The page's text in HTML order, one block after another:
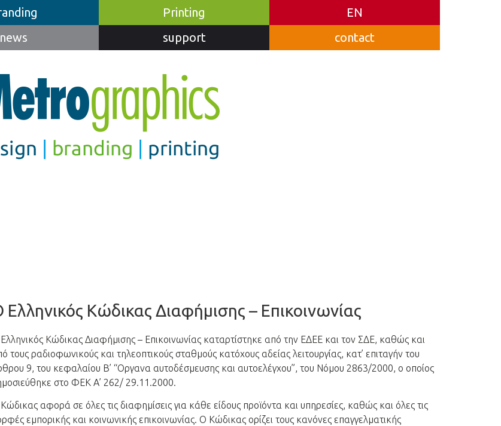
Printing
EN
news support contact
Ελληνικός Κώδικας Διαφήμισης – Επικοινωνίας
Κώδικας Διαφήμισης – Επικοινωνίας καταρτίστηκε από την ΕΔΕΕ και τον ΣΔΕ, καθώς και
τους ραδιοφωνικούς και τηλεοπτικούς σταθμούς κατόχους αδείας λειτουργίας, κατ’ επιταγήν του
9, του κεφαλαίου Β’ “Οργανα αυτοδέσμευσης και αυτοελέγχου”, του Νόμου 2863/2000, ο οποίος
στο ΦΕΚ Α’ 262/ 29.11.2000.
αφορά σε όλες τις διαφημίσεις για κάθε είδους προϊόντα και υπηρεσίες, καθώς και όλες τις
εμπορικής και κοινωνικής επικοινωνίας. Ο Κώδικας ορίζει τους κανόνες επαγγελματικής